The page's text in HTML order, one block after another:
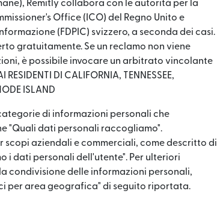
Remitly collabora con le autorità per la
Office (ICO) del Regno Unito e
(FDPIC) svizzero, a seconda dei casi.
gratuitamente. Se un reclamo non viene
è possibile invocare un arbitrato vincolante
DI CALIFORNIA, TENNESSEE,
ISLAND
di informazioni personali che
"Quali dati personali raccogliamo".
aziendali e commerciali, come descritto di
i dati personali dell'utente". Per ulteriori
condivisione delle informazioni personali,
per area geografica" di seguito riportata.